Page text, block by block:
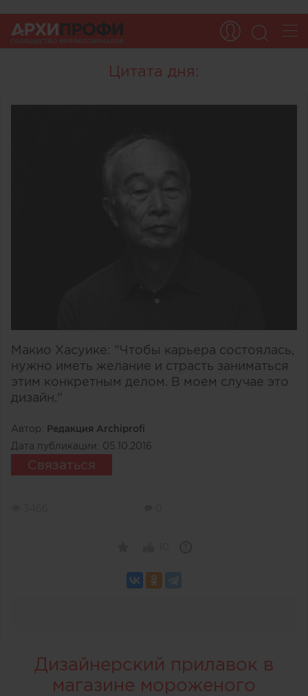
Цитата дня:
Макио Хасуике: "Чтобы карьера состоялась,
нужно иметь желание и страсть заниматься
этим конкретным делом. В моем случае это
дизайн."
Автор: Редакция Archiprofi
Дата публикации: 05.10.2016
Связаться
Дизайнерский прилавок в
магазине мороженого